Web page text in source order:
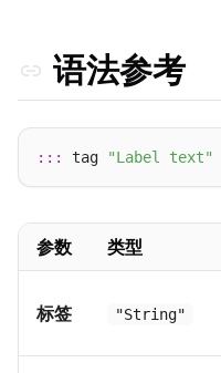
语法参考
::: tag "Label text"
参数 类型
标签 "String"